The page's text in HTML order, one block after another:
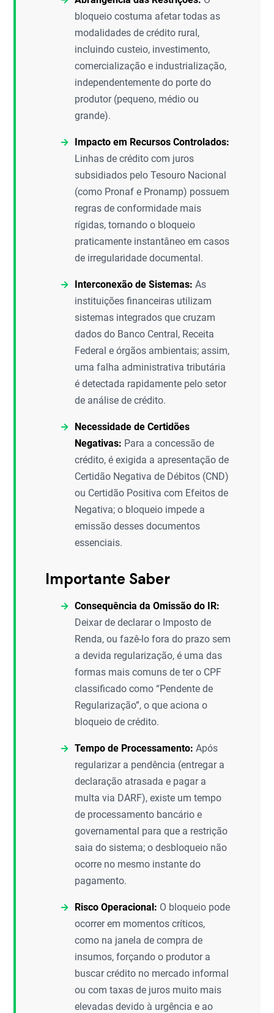
bloqueio costuma afetar todas as
modalidades de crédito rural,
incluindo custeio, investimento,
comercialização e industrialização,
independentemente do porte do
produtor (pequeno, médio ou
grande).
Impacto em Recursos Controlados:
Linhas de crédito com juros
subsidiados pelo Tesouro Nacional
(como Pronaf e Pronamp) possuem
regras de conformidade mais
rígidas, tornando o bloqueio
praticamente instantâneo em casos
de irregularidade documental.
Interconexão de Sistemas: As
instituições financeiras utilizam
sistemas integrados que cruzam
dados do Banco Central, Receita
Federal e órgãos ambientais; assim,
uma falha administrativa tributária
é detectada rapidamente pelo setor
de análise de crédito.
Necessidade de Certidões
Negativas: Para a concessão de
crédito, é exigida a apresentação de
Certidão Negativa de Débitos (CND)
ou Certidão Positiva com Efeitos de
Negativa; o bloqueio impede a
emissão desses documentos
essenciais.
Importante Saber
Consequência da Omissão do IR:
Deixar de declarar o Imposto de
Renda, ou fazê-lo fora do prazo sem
a devida regularização, é uma das
formas mais comuns de ter o CPF
classificado como “Pendente de
Regularização”, o que aciona o
bloqueio de crédito.
Tempo de Processamento: Após
regularizar a pendência (entregar a
declaração atrasada e pagar a
multa via DARF), existe um tempo
de processamento bancário e
governamental para que a restrição
saia do sistema; o desbloqueio não
ocorre no mesmo instante do
pagamento.
Risco Operacional: O bloqueio pode
ocorrer em momentos críticos,
como na janela de compra de
insumos, forçando o produtor a
buscar crédito no mercado informal
ou com taxas de juros muito mais
elevadas devido à urgência e ao